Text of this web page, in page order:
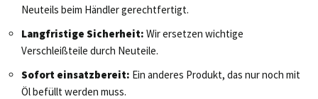
Neuteils beim Händler gerechtfertigt.
Langfristige Sicherheit: Wir ersetzen wichtige
Verschleißteile durch Neuteile.
Sofort einsatzbereit: Ein anderes Produkt, das nur noch mit
Öl befüllt werden muss.